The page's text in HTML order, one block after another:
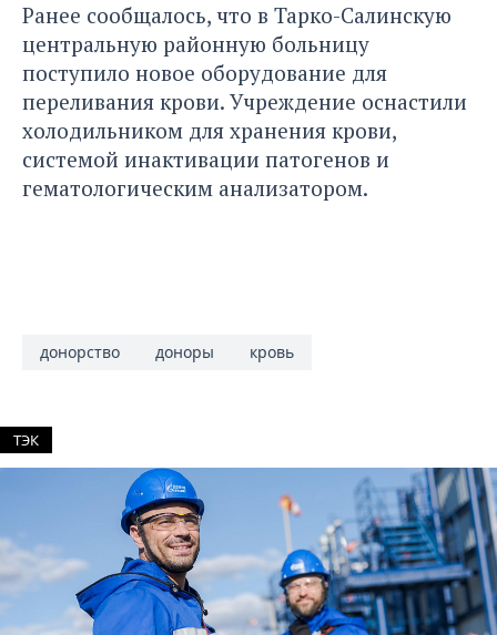
Ранее сообщалось, что в Тарко-Салинскую
центральную районную больницу
поступило новое оборудование для
переливания крови. Учреждение оснастили
холодильником для хранения крови,
системой инактивации патогенов и
гематологическим анализатором.
донорство доноры кровь
ТЭК